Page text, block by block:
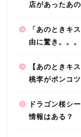
店があったあの
「あのときキ
由に驚き。。。
【あのときキ
桃李がポンコ
ドラゴン桜シ
情報はある？